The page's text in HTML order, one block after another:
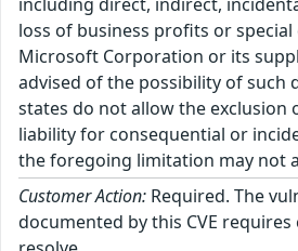
loss of business profits or special
Microsoft Corporation or its
advised of the possibility of such
states do not allow the exclusion
liability for consequential or
the foregoing limitation may not
Customer Action: Required. The
documented by this CVE